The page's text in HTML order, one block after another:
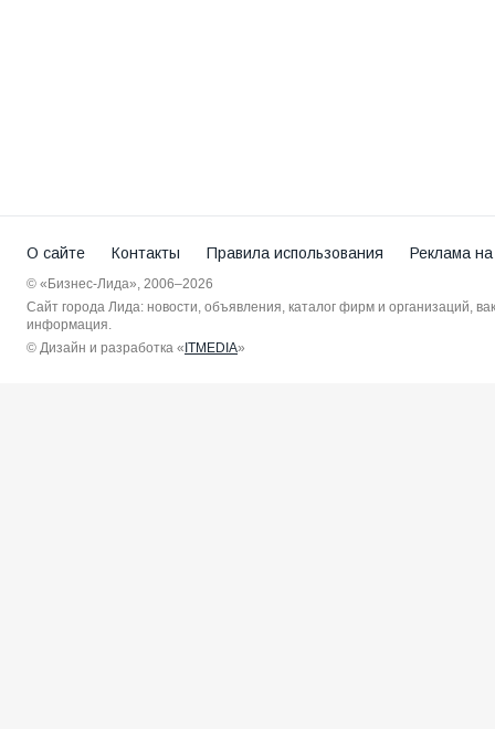
О сайте Контакты Правила использования Реклама
© «Бизнес-Лида», 2006–2026
Сайт города Лида: новости, объявления, каталог фирм и организаций,
информация.
© Дизайн и разработка « ITMEDIA»